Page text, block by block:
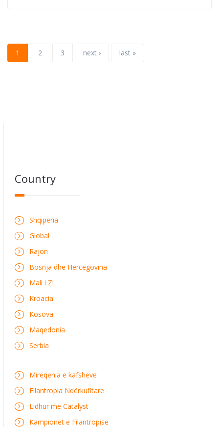
1 2 3 next › last »
Country
Shqipëria
Global
Rajon
Bosnja dhe Hercegovina
Mali i Zi
Kroacia
Kosova
Maqedonia
Serbia
Mirëqenia e kafshëve
Filantropia Ndërkufitare
Lidhur me Catalyst
Kampionët e Filantropisë